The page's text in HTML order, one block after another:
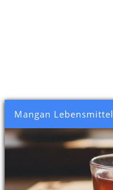
Mangan Lebensmittel